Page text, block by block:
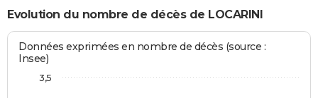
Evolution du nombre de décès de LOCARINI
Données exprimées en nombre de décès (source :
Insee)
3,5